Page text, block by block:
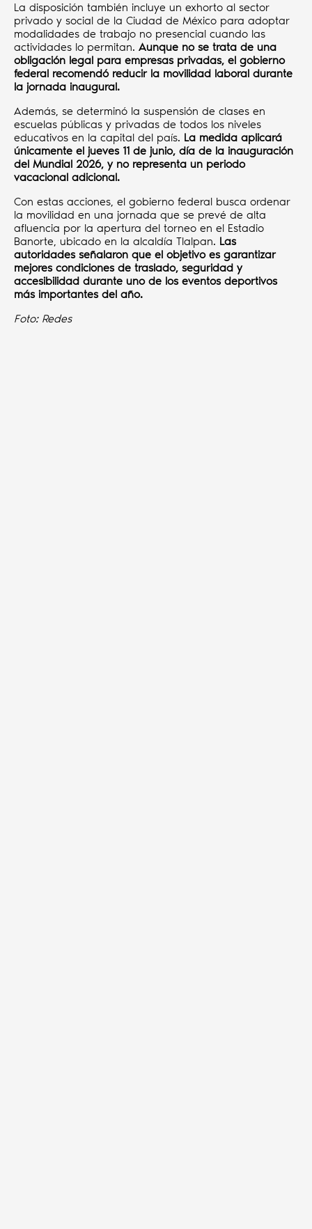
La disposición también incluye un exhorto al sector
privado y social de la Ciudad de México para adoptar
modalidades de trabajo no presencial cuando las
actividades lo permitan. Aunque no se trata de una
obligación legal para empresas privadas, el gobierno
federal recomendó reducir la movilidad laboral durante
la jornada inaugural.
Además, se determinó la suspensión de clases en
escuelas públicas y privadas de todos los niveles
educativos en la capital del país. La medida aplicará
únicamente el jueves 11 de junio, día de la inauguración
del Mundial 2026, y no representa un periodo
vacacional adicional.
Con estas acciones, el gobierno federal busca ordenar
la movilidad en una jornada que se prevé de alta
afluencia por la apertura del torneo en el Estadio
Banorte, ubicado en la alcaldía Tlalpan. Las
autoridades señalaron que el objetivo es garantizar
mejores condiciones de traslado, seguridad y
accesibilidad durante uno de los eventos deportivos
más importantes del año.
Foto: Redes